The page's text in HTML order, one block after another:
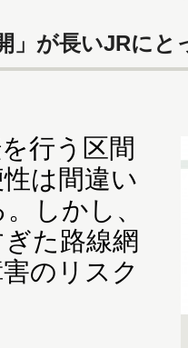
」が長いJRにと
行う区間
は間違い
しかし、
た路線網
のリスク